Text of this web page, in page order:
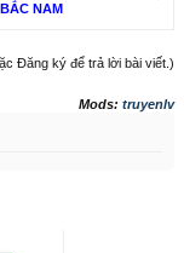
NAM
Đăng ký để trả lời bài viết.)
Mods: truyenlv